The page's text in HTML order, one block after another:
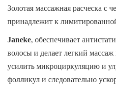
Золотая массажная расческа с
принадлежит к
Janeke, обеспечивает
волосы и делает легкий
усилить микроциркуляцию и
фолликул и следовательно